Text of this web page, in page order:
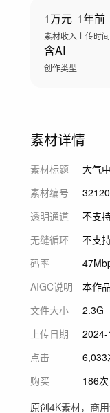
1万元
素材收入
1年前
上传时间
含AI
创作类型
素材详情
素材标题
大气
素材编号
透明通道
不支
无缝循环
不支
码率
AIGC说明
本作
文件大小
2.3G
上传日期
点击
6,033
购买
186次
原创4K素材，商